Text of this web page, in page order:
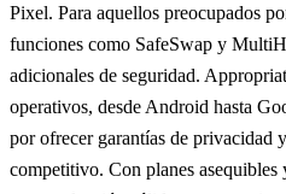
Pixel. Para aquellos preocupados
funciones como SafeSwap y
adicionales de seguridad.
operativos, desde Android hasta
por ofrecer garantías de privacidad
competitivo. Con planes